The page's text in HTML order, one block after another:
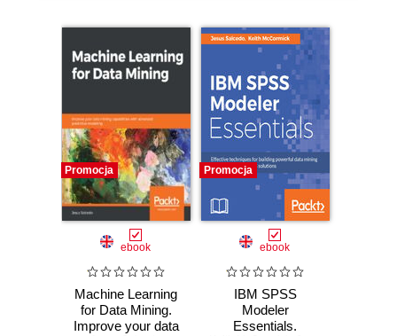
Promocja
ebook
Machine Learning
for Data Mining.
Improve your data
Promocja
ebook
IBM SPSS
Modeler
Essentials.